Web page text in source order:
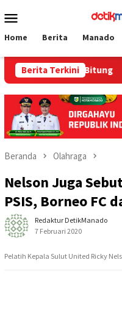
ke
Mobile
Home Berita Manado
Berita Terkini
Bapelkum Bitung
Beranda Olahraga
Nelson Juga
PSIS, Borneo FC
Redaktur DetikManado
7 Februari 2020
Pelatih Kepala Sulut United Ricky